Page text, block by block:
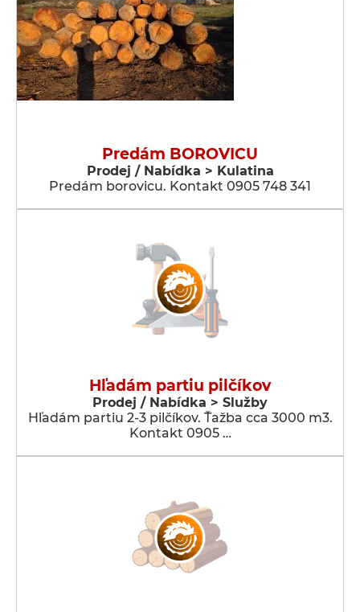
Predám BOROVICU
Prodej / Nabídka > Kulatina
Predám borovicu. Kontakt 0905 748 341
Hľadám partiu pilčíkov
Prodej / Nabídka > Služby
Hľadám partiu 2-3 pilčíkov. Ťažba cca 3000 m3.
Kontakt 0905 …